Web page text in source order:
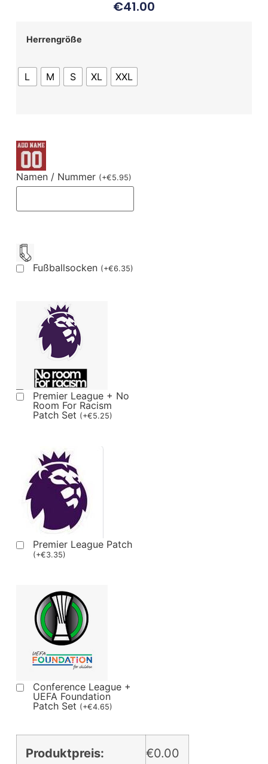
€41.00
Herrengröße
L M S XL XXL
Namen / Nummer (+€5.95)
Fußballsocken (+€6.35)
Premier League + No
Room For Racism
Patch Set (+€5.25)
Premier League Patch
(+€3.35)
Conference League +
UEFA Foundation
Patch Set (+€4.65)
Produktpreis: €0.00